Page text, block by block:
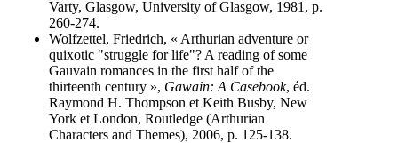
Varty, Glasgow, University of Glasgow, 1981, p.
260-274.
Wolfzettel, Friedrich, « Arthurian adventure or
quixotic "struggle for life"? A reading of some
Gauvain romances in the first half of the
thirteenth century », Gawain: A Casebook, éd.
Raymond H. Thompson et Keith Busby, New
York et London, Routledge (Arthurian
Characters and Themes), 2006, p. 125-138.